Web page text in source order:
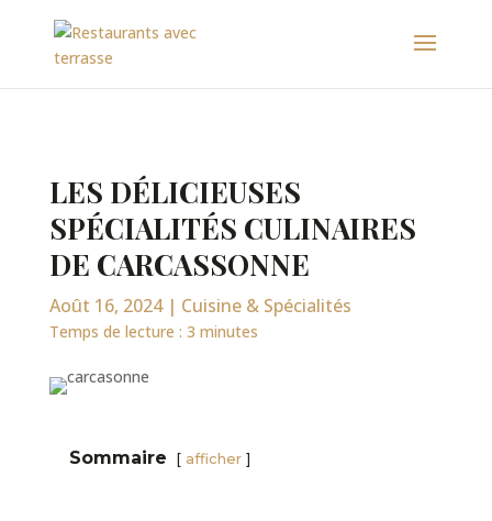
LES DÉLICIEUSES
SPÉCIALITÉS CULINAIRES
DE CARCASSONNE
Août 16, 2024| Cuisine & Spécialités
Temps de lecture : 3 minutes
Sommaire afficher